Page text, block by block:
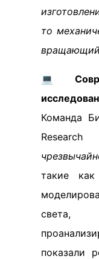
то
💻
Команда
Research
такие
света,
показали